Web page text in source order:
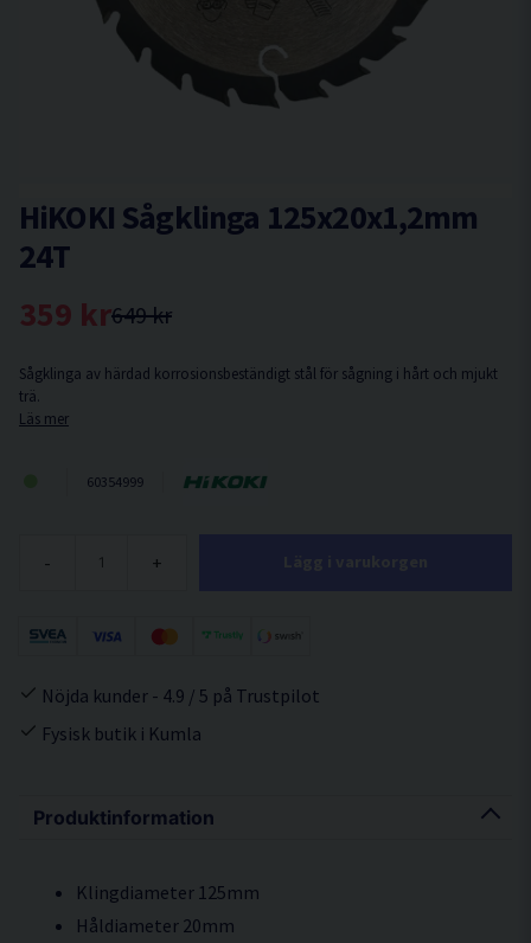
Produktinformation
Klingdiameter 125mm
Håldiameter 20mm
HiKOKI Sågklinga 125x20x1,2mm
24T
649 kr
359 kr
Sågklinga av härdad korrosionsbeständigt stål för sågning i hårt och mjukt
trä.
Läs mer
60354999
- +
Nöjda kunder - 4.9 / 5 på Trustpilot
Fysisk butik i Kumla